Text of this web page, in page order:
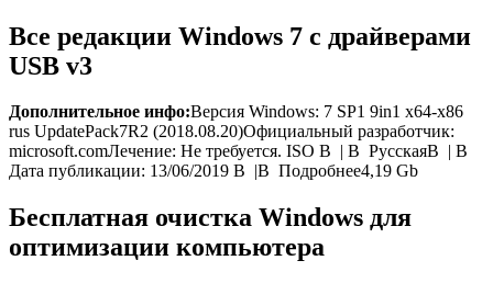
Все редакции Windows 7 с драйверами
USB v3
Дополнительное инфо:Версия Windows: 7 SP1 9in1 x64-x86
rus UpdatePack7R2 (2018.08.20)Официальный разработчик:
microsoft.comЛечение: Не требуется. ISO В | В РусскаяВ | В
Дата публикации: 13/06/2019 В |В Подробнее4,19 Gb
Бесплатная очистка Windows для
оптимизации компьютера